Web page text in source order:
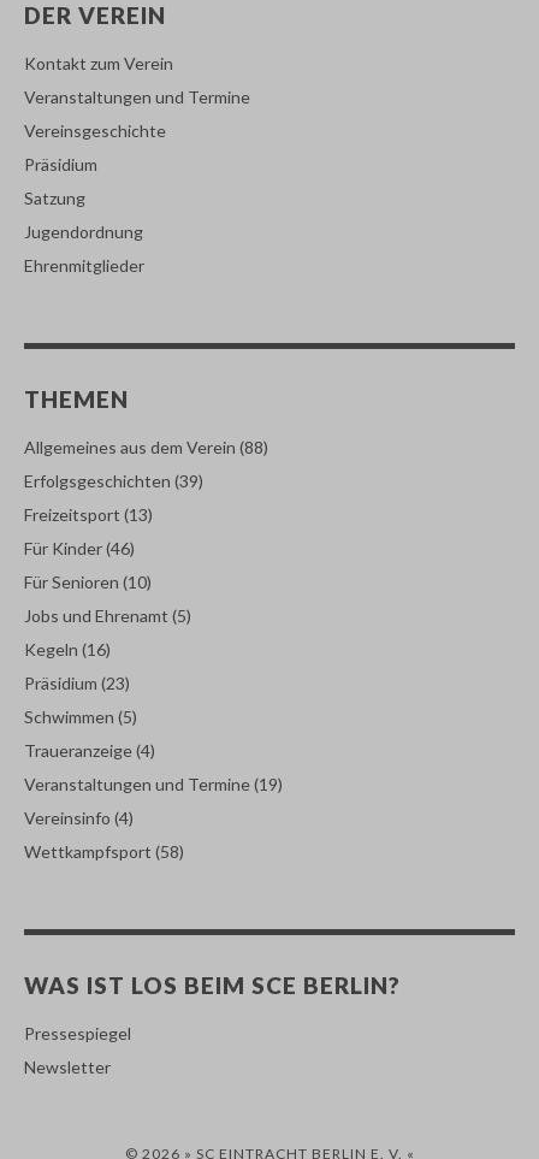
DER VEREIN
Kontakt zum Verein
Veranstaltungen und Termine
Vereinsgeschichte
Präsidium
Satzung
Jugendordnung
Ehrenmitglieder
THEMEN
Allgemeines aus dem Verein (88)
Erfolgsgeschichten (39)
Freizeitsport (13)
Für Kinder(46)
Für Senioren (10)
Jobs und Ehrenamt (5)
Kegeln (16)
Präsidium (23)
Schwimmen (5)
Traueranzeige(4)
Veranstaltungen und Termine(19)
Vereinsinfo (4)
Wettkampfsport (58)
WAS IST LOS BEIM SCE BERLIN?
Pressespiegel
Newsletter
© 2026 » SC EINTRACHT BERLIN E. V. «